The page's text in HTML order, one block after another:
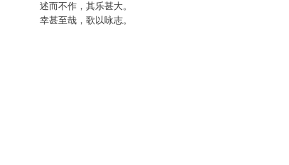
述而不作，其乐甚大。
幸甚至哉，歌以咏志。